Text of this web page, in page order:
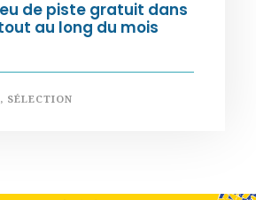
de piste gratuit dans
au long du mois
, SÉLECTION